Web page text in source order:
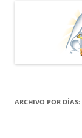
ARCHIVO POR DÍAS: